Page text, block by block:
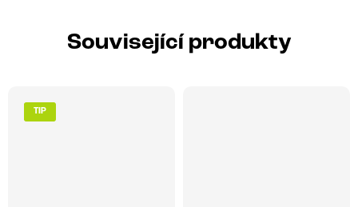
Související produkty
TIP